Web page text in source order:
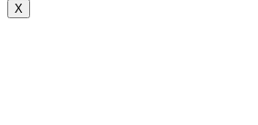
X